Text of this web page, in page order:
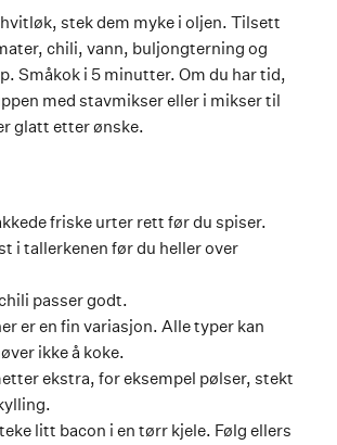
stek dem myke i oljen. Tilsett
chili, vann, buljongterning og
Småkok i 5 minutter. Om du har tid,
med stavmikser eller i mikser til
glatt etter ønske.
friske urter rett før du spiser.
i tallerkenen før du heller over
passer godt.
er en fin variasjon. Alle typer kan
ikke å koke.
ekstra, for eksempel pølser, stekt
litt bacon i en tørr kjele. Følg ellers